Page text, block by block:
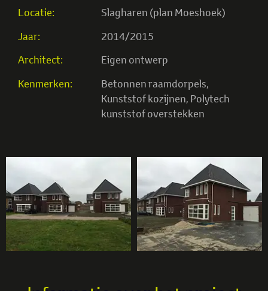
Locatie:
Slagharen (plan Moeshoek)
Jaar:
2014/2015
Architect:
Eigen ontwerp
Kenmerken:
Betonnen raamdorpels,
Kunststof kozijnen, Polytech
kunststof overstekken